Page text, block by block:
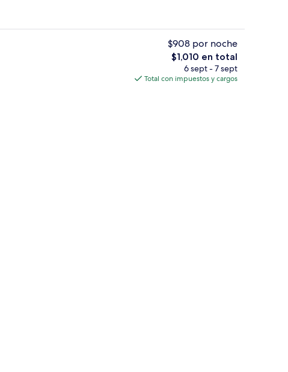
Desayuno buffet incluido
$908 por noche
El
precio
total
$1,010 en total
6 sept - 7 sept
Total con impuestos y cargos